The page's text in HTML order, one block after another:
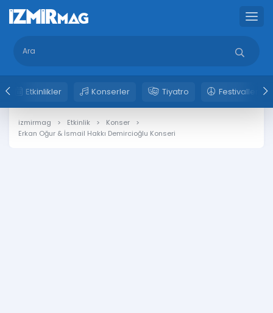
Etkinlikler Konserler Tiyatro Festivaller
izmirmag Etkinlik
Konser
Erkan Oğur & İsmail Hakkı Demircioğlu Konseri